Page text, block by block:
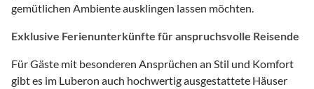
gemütlichen Ambiente ausklingen lassen möchten.
Exklusive Ferienunterkünfte für anspruchsvolle Reisende
Für Gäste mit besonderen Ansprüchen an Stil und Komfort
gibt es im Luberon auch hochwertig ausgestattete Häuser